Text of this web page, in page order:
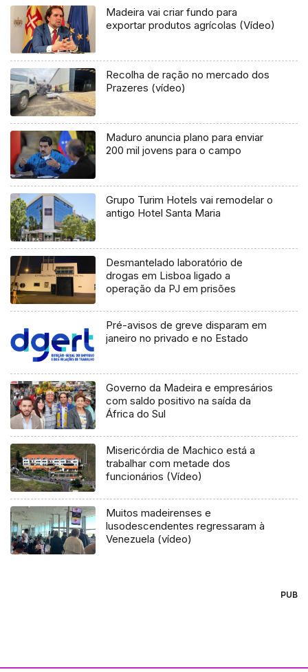
Madeira vai criar fundo para
exportar produtos agrícolas (Vídeo)
Recolha de ração no mercado dos
Prazeres (vídeo)
Maduro anuncia plano para enviar
200 mil jovens para o campo
Grupo Turim Hotels vai remodelar o
antigo Hotel Santa Maria
Desmantelado laboratório de
drogas em Lisboa ligado a
operação da PJ em prisões
Pré-avisos de greve disparam em
janeiro no privado e no Estado
Governo da Madeira e empresários
com saldo positivo na saída da
África do Sul
Misericórdia de Machico está a
trabalhar com metade dos
funcionários (Vídeo)
Muitos madeirenses e
lusodescendentes regressaram à
Venezuela (vídeo)
PUB